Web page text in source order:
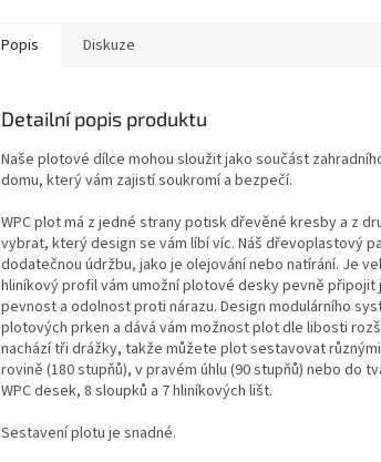
Popis Diskuze
Detailní popis produktu
Naše plotové dílce mohou sloužit jako součást
domu, který vám zajistí soukromí a bezpečí.
WPC plot má z jedné strany potisk dřevěné kresby a z
vybrat, který design se vám líbí víc. Náš dřevoplastový
dodatečnou údržbu, jako je olejování nebo natírání. Je
hliníkový profil vám umožní plotové desky pevně připojit
pevnost a odolnost proti nárazu. Design modulárního
plotových prken a dává vám možnost plot dle libosti
nachází tři drážky, takže můžete plot sestavovat
rovině (180 stupňů), v pravém úhlu (90 stupňů) nebo do
WPC desek, 8 sloupků a 7 hliníkových lišt.
Sestavení plotu je snadné.